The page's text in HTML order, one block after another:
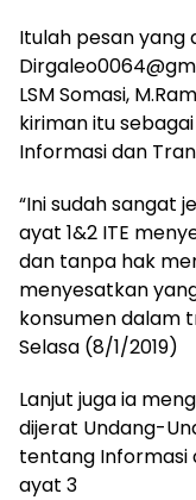
Itulah pesan yang
LSM Somasi,
kiriman itu
Informasi dan
“Ini sudah sangat
ayat 1&2 ITE
dan tanpa hak
menyesatkan
konsumen dalam
Selasa (8/1/2019)
Lanjut juga ia
dijerat Undang-
tentang Informasi
ayat 3